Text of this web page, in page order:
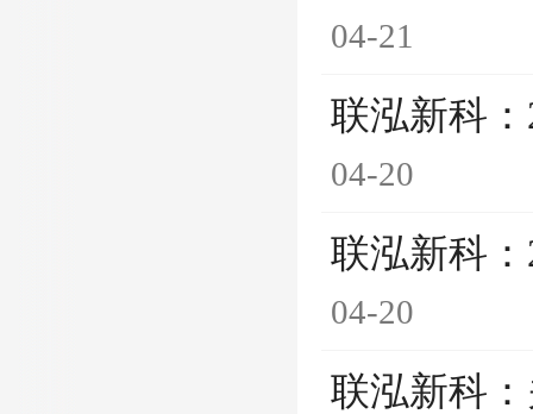
04-21
联泓新科
04-20
联泓新科
04-20
联泓新科